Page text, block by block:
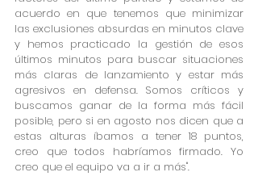
acuerdo en que tenemos que minimizar
las exclusiones absurdas en minutos clave
y hemos practicado la gestión de esos
últimos minutos para buscar situaciones
más claras de lanzamiento y estar más
agresivos en defensa. Somos críticos y
buscamos ganar de la forma más fácil
posible, pero si en agosto nos dicen que a
estas alturas íbamos a tener 18 puntos,
creo que todos habríamos firmado. Yo
creo que el equipo va a ir a más".